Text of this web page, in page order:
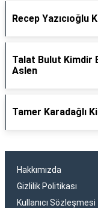
Recep Yazıcıoğlu
Talat Bulut Kimdir
Aslen
Tamer Karadağlı
Hakkımızda
Gizlilik Politikası
Kullanıcı Sözleşmesi